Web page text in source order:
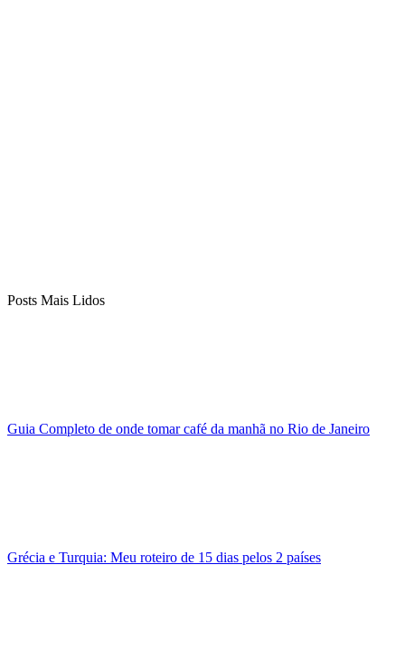
Posts Mais Lidos
Guia Completo de onde tomar café da manhã no Rio de Janeiro
Grécia e Turquia: Meu roteiro de 15 dias pelos 2 países